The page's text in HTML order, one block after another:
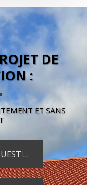
DE
:
ET SANS
VOUS AVEZ DES QUESTIONS ?